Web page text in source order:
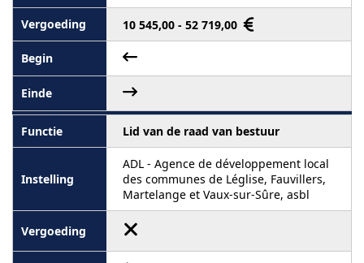
10 545,00 - 52 719,00
Lid van de raad van bestuur
ADL - Agence de développement local
des communes de Léglise, Fauvillers,
Martelange et Vaux-sur-Sûre, asbl